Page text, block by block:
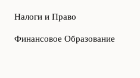
Налоги и Право
Финансовое Образование